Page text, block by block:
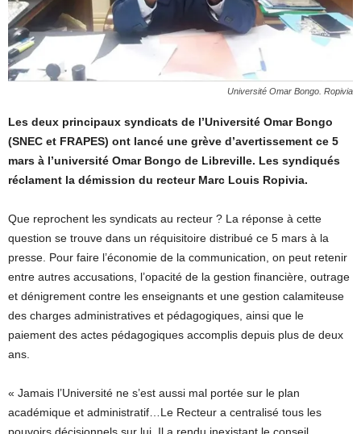
Université Omar Bongo. Ropivia
Les deux principaux syndicats de l’Université Omar Bongo
(SNEC et FRAPES) ont lancé une grève d’avertissement ce 5
mars à l’université Omar Bongo de Libreville. Les syndiqués
réclament la démission du recteur Marc Louis Ropivia.
Que reprochent les syndicats au recteur ? La réponse à cette
question se trouve dans un réquisitoire distribué ce 5 mars à la
presse. Pour faire l’économie de la communication, on peut retenir
entre autres accusations, l’opacité de la gestion financière, outrage
et dénigrement contre les enseignants et une gestion calamiteuse
des charges administratives et pédagogiques, ainsi que le
paiement des actes pédagogiques accomplis depuis plus de deux
ans.
« Jamais l’Université ne s’est aussi mal portée sur le plan
académique et administratif…Le Recteur a centralisé tous les